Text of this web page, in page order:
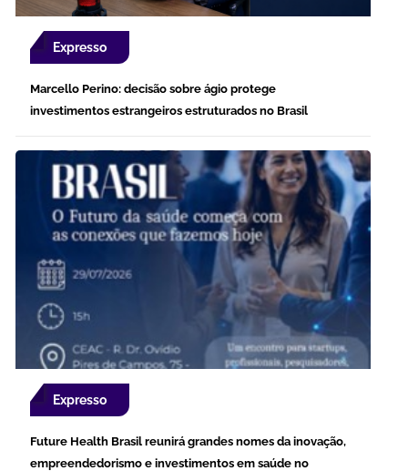
Expresso
Marcello Perino: decisão sobre ágio protege
investimentos estrangeiros estruturados no Brasil
Expresso
Future Health Brasil reunirá grandes nomes da inovação,
empreendedorismo e investimentos em saúde no